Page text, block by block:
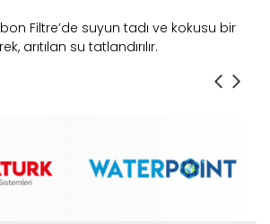
Filtre’de suyun tadı ve kokusu bir
arıtılan su tatlandırılır.